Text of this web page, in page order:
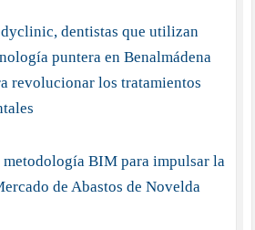
dentistas que utilizan
puntera en Benalmádena
revolucionar los tratamientos
metodología BIM para impulsar la
de Abastos de Novelda